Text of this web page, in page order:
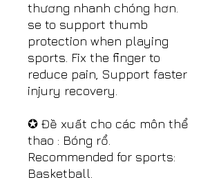
thương nhanh chóng hơn.
se to support thumb
protection when playing
sports. Fix the finger to
reduce pain, Support faster
injury recovery.
✪ Đề xuất cho các môn thể
thao : Bóng rổ.
Recommended for sports:
Basketball.